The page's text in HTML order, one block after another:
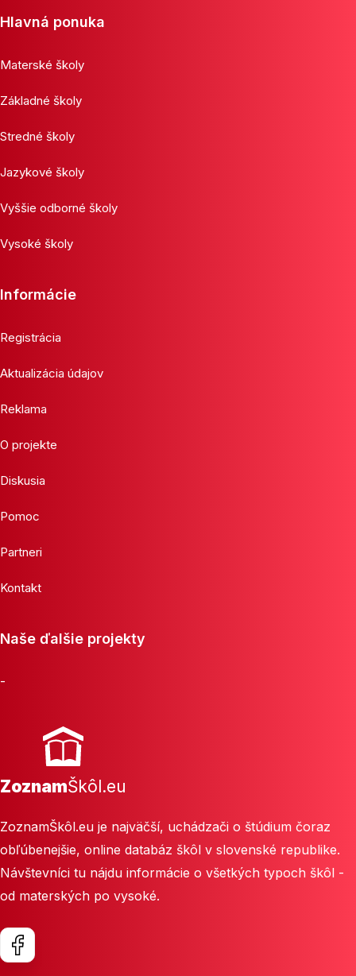
Hlavná ponuka
Materské školy
Základné školy
Stredné školy
Jazykové školy
Vyššie odborné školy
Vysoké školy
Informácie
Registrácia
Aktualizácia údajov
Reklama
O projekte
Diskusia
Pomoc
Partneri
Kontakt
Naše ďalšie projekty
-
ZoznamŠkôl.eu
ZoznamŠkôl.eu je najväčší, uchádzači o štúdium čoraz
obľúbenejšie, online databáz škôl v slovenské republike.
Návštevníci tu nájdu informácie o všetkých typoch škôl -
od materských po vysoké.